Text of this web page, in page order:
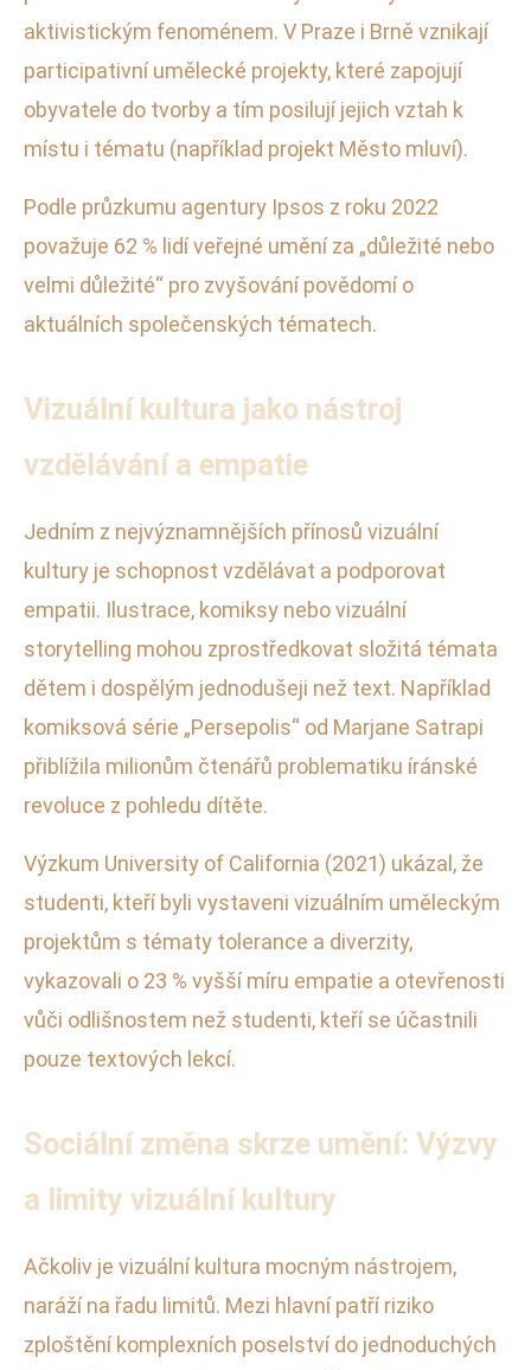
aktivistickým fenoménem. V Praze i Brně vznikají
participativní umělecké projekty, které zapojují
obyvatele do tvorby a tím posilují jejich vztah k
místu i tématu (například projekt Město mluví).
Podle průzkumu agentury Ipsos z roku 2022
považuje 62 % lidí veřejné umění za „důležité nebo
velmi důležité“ pro zvyšování povědomí o
aktuálních společenských tématech.
Vizuální kultura jako nástroj
vzdělávání a empatie
Jedním z nejvýznamnějších přínosů vizuální
kultury je schopnost vzdělávat a podporovat
empatii. Ilustrace, komiksy nebo vizuální
storytelling mohou zprostředkovat složitá témata
dětem i dospělým jednodušeji než text. Například
komiksová série „Persepolis“ od Marjane Satrapi
přiblížila milionům čtenářů problematiku íránské
revoluce z pohledu dítěte.
Výzkum University of California (2021) ukázal, že
studenti, kteří byli vystaveni vizuálním uměleckým
projektům s tématy tolerance a diverzity,
vykazovali o 23 % vyšší míru empatie a otevřenosti
vůči odlišnostem než studenti, kteří se účastnili
pouze textových lekcí.
Sociální změna skrze umění: Výzvy
a limity vizuální kultury
Ačkoliv je vizuální kultura mocným nástrojem,
naráží na řadu limitů. Mezi hlavní patří riziko
zploštění komplexních poselství do jednoduchých